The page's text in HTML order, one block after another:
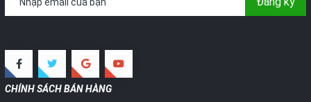
CHÍNH SÁCH BÁN HÀNG